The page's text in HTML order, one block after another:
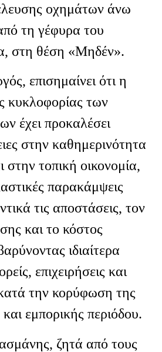
οχημάτων άνω
τη γέφυρα του
στη θέση «Μηδέν».
επισημαίνει ότι η
κυκλοφορίας των
έχει προκαλέσει
στην καθημερινότητα
στην τοπική οικονομία,
παρακάμψεις
τις αποστάσεις, τον
και το κόστος
ιδιαίτερα
επιχειρήσεις και
την κορύφωση της
εμπορικής περιόδου.
ζητά από τους